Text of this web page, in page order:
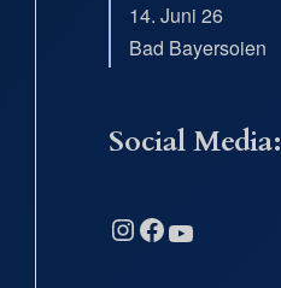
14. Juni 26
Bad Bayersoien
Social Media:
Instagram Facebook YouTube